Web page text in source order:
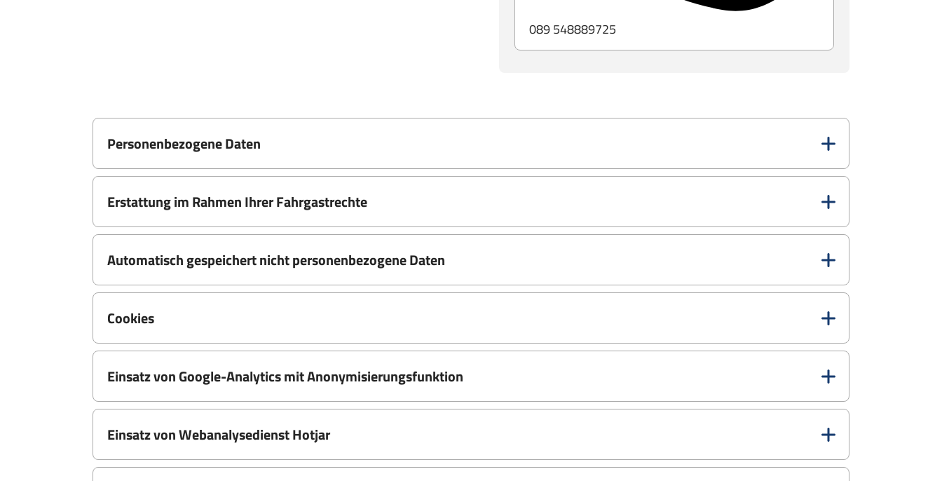
089 548889725
Personenbezogene Daten
Erstattung im Rahmen Ihrer Fahrgastrechte
Automatisch gespeichert nicht personenbezogene Daten
Cookies
Einsatz von Google-Analytics mit Anonymisierungsfunktion
Einsatz von Webanalysedienst Hotjar